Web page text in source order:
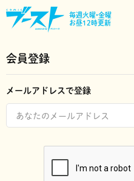
毎週火曜•金曜
お昼12時更新
会員登録
メールアドレスで登録